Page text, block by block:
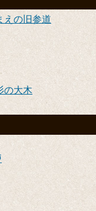
えの旧参道
の大木